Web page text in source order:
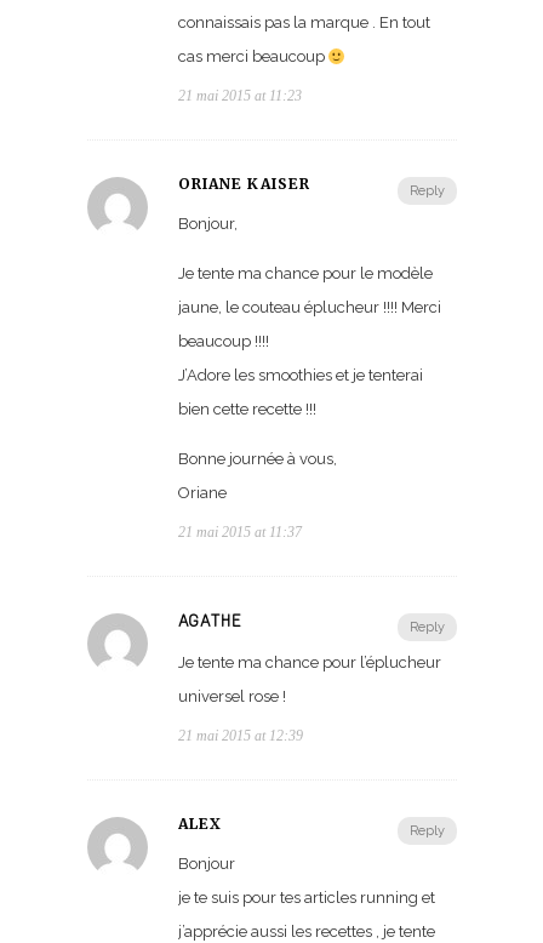
connaissais pas la marque . En tout
cas merci beaucoup
21 mai 2015 at 11:23
Reply
ORIANE KAISER
Bonjour,
Je tente ma chance pour le modèle
jaune, le couteau éplucheur !!!! Merci
beaucoup !!!!
J’Adore les smoothies et je tenterai
bien cette recette !!!
Bonne journée à vous,
Oriane
21 mai 2015 at 11:37
Reply
AGATHE
Je tente ma chance pour l’éplucheur
universel rose !
21 mai 2015 at 12:39
Reply
ALEX
Bonjour
je te suis pour tes articles running et
j’apprécie aussi les recettes , je tente